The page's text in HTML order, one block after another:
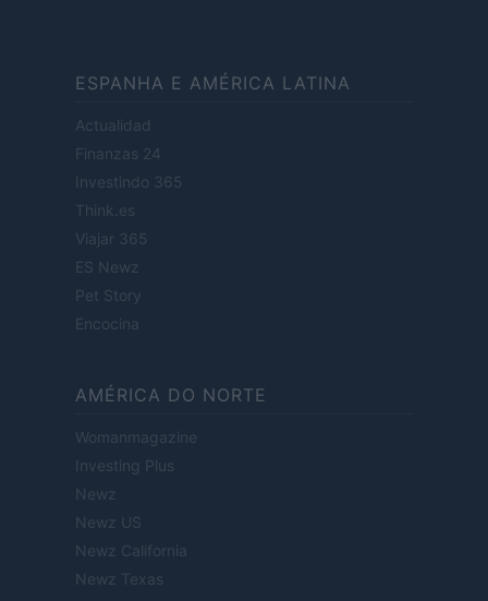
ESPANHA E AMÉRICA LATINA
Actualidad
Finanzas 24
Investindo 365
Think.es
Viajar 365
ES Newz
Pet Story
Encocina
AMÉRICA DO NORTE
Womanmagazine
Investing Plus
Newz
Newz US
Newz California
Newz Texas